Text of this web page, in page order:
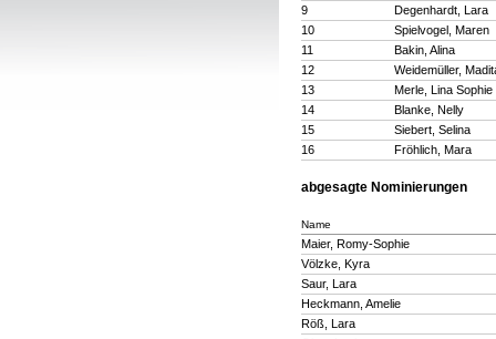
9
Degenhardt, Lara
10
Spielvogel, Maren
11
Bakin, Alina
12
Weidemüller,
13
Merle, Lina Sophie
14
Blanke, Nelly
15
Siebert, Selina
16
Fröhlich, Mara
abgesagte Nominierungen
Name
Maier, Romy-Sophie
Völzke, Kyra
Saur, Lara
Heckmann, Amelie
Röß, Lara